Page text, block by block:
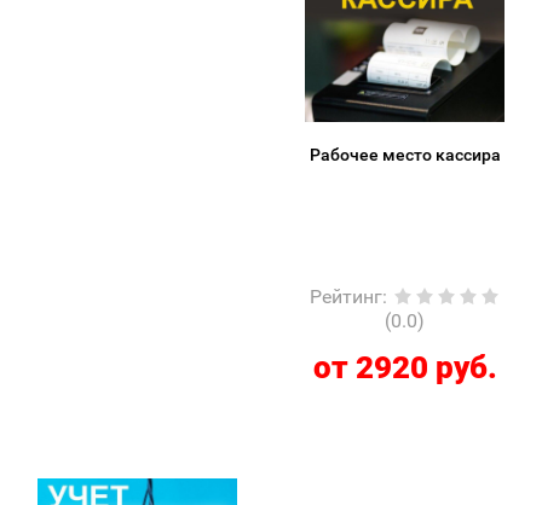
Рабочее место кассира
Рейтинг:
(0.0)
от 2920 руб.